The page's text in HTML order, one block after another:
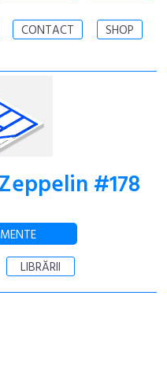
CONTACT SHOP
#178
LIBRĂRII